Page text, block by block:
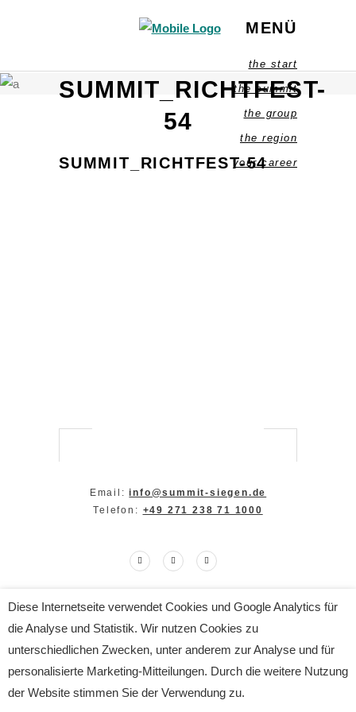
MENÜ
the start
the summit
the group
the region
your career
SUMMIT_RICHTFEST-
54
SUMMIT_RICHTFEST-54
Email:info@summit-siegen.de
Telefon: +49 271 238 71 1000
Copyright The SUMMIT 2024
All Rights Reserved
Impressum|Datenschutz
Diese Internetseite verwendet Cookies und Google Analytics für
die Analyse und Statistik. Wir nutzen Cookies zu
unterschiedlichen Zwecken, unter anderem zur Analyse und für
personalisierte Marketing-Mitteilungen. Durch die weitere Nutzung
der Website stimmen Sie der Verwendung zu.